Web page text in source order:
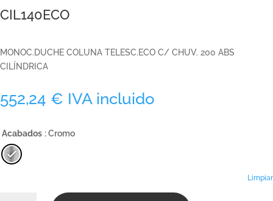
CIL140ECO
MONOC.DUCHE COLUNA TELESC.ECO C/ CHUV. 200 ABS
CILÍNDRICA
552,24 € IVA incluido
Acabados : Cromo
Limpiar